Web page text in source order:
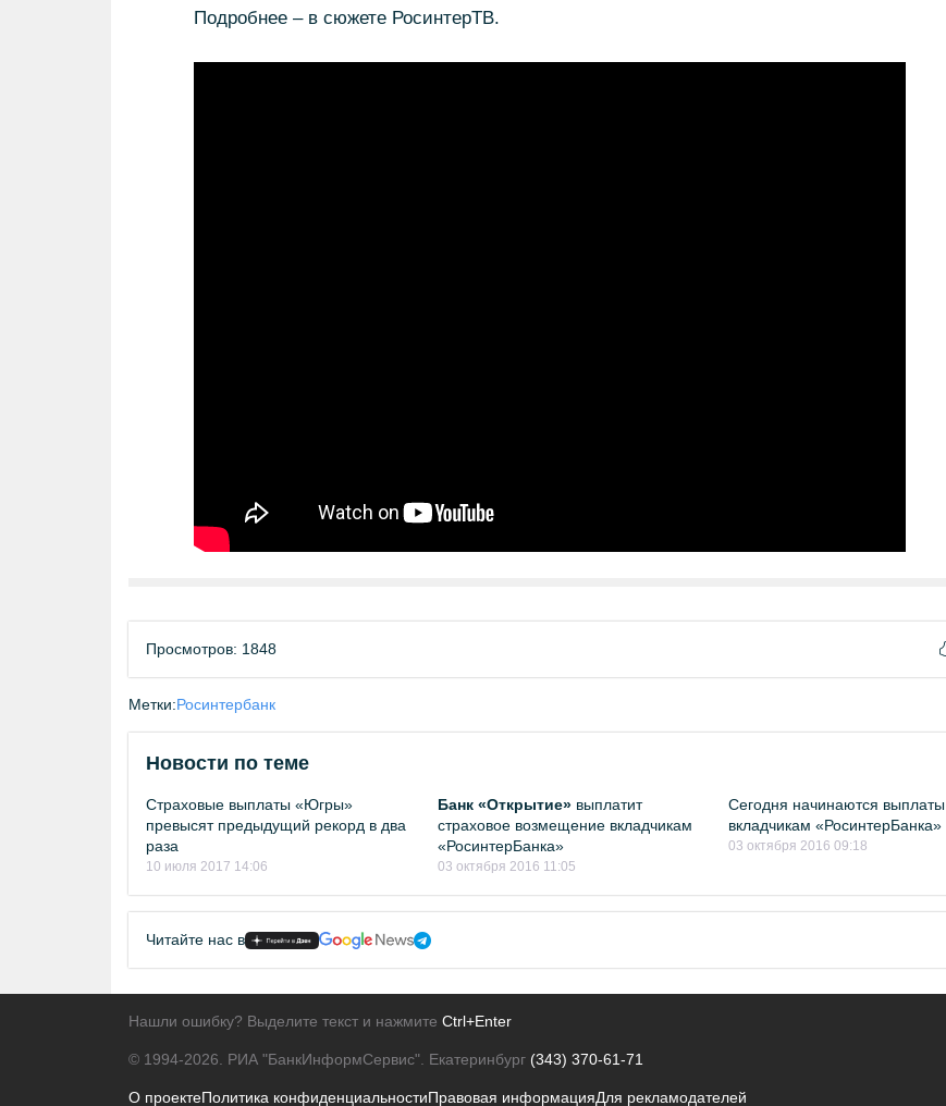
Подробнее – в сюжете РосинтерТВ.
Просмотров: 1848
Метки:Росинтербанк
Новости по теме
Страховые выплаты «Югры»
превысят предыдущий рекорд в два
раза
10 июля 2017 14:06
Банк «Открытие»выплатит
страховое возмещение вкладчикам
«РосинтерБанка»
03 октября 2016 11:05
Сегодня начинаются выплаты
вкладчикам «РосинтерБанка»
03 октября 2016 09:18
Читайте нас в
Нашли ошибку? Выделите текст и нажмите Ctrl+Enter
© 1994-2026. РИА "БанкИнформСервис". Екатеринбург (343) 370-61-71
О проектеПолитика конфиденциальностиПравовая информацияДля рекламодателей